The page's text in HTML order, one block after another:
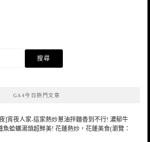
GA4今日熱門文章
]宵夜人家-這家熱炒蔥油拌麵香到不行! 濃郁牛
魚蛤蠣湯頭超鮮美! 花蓮熱炒，花蓮美食(瀏覽：